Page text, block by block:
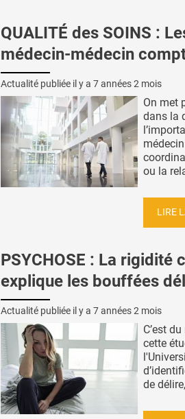
QUALITÉ des SOINS :
médecin-médecin
Actualité publiée il y a 7 années 2 mois
On met
dans la
ou la
LIRE
PSYCHOSE : La rigidité
explique les bouffées
Actualité publiée il y a 7 années 2 mois
C’est
cette
de